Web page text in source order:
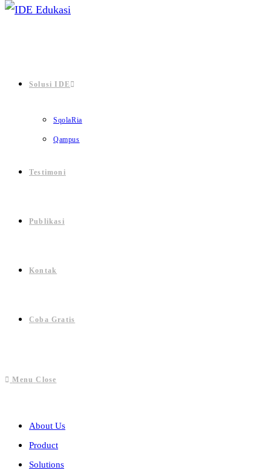
Solusi IDE
SqolaRia
Qampus
Testimoni
Publikasi
Kontak
Coba Gratis
Menu Close
About Us
Product
Solutions